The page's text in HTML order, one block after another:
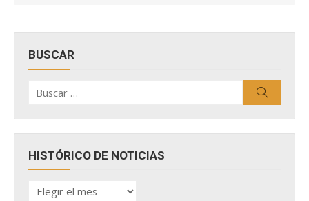
BUSCAR
por:
HISTÓRICO DE NOTICIAS
HISTÓRICO
DE